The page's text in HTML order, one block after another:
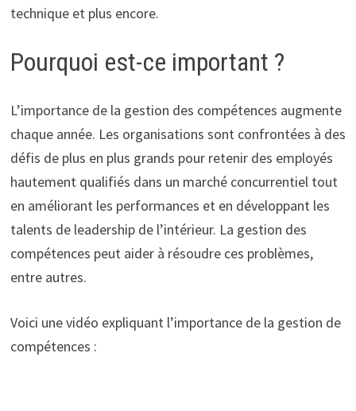
technique et plus encore.
Pourquoi est-ce important ?
L’importance de la gestion des compétences augmente
chaque année. Les organisations sont confrontées à des
défis de plus en plus grands pour retenir des employés
hautement qualifiés dans un marché concurrentiel tout
en améliorant les performances et en développant les
talents de leadership de l’intérieur. La gestion des
compétences peut aider à résoudre ces problèmes,
entre autres.
Voici une vidéo expliquant l’importance de la gestion de
compétences :